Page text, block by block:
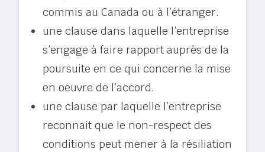
commis au Canada ou à l’étranger.
une clause dans laquelle l’entreprise
s’engage à faire rapport auprès de la
poursuite en ce qui concerne la mise
en oeuvre de l’accord.
une clause par laquelle l’entreprise
reconnait que le non-respect des
conditions peut mener à la résiliation